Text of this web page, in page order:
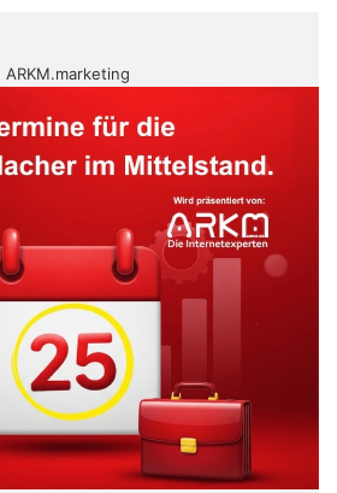
ARKM.marketing